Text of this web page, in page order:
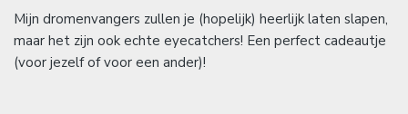
Mijn dromenvangers zullen je (hopelijk) heerlijk laten slapen,
maar het zijn ook echte eyecatchers! Een perfect cadeautje
(voor jezelf of voor een ander)!